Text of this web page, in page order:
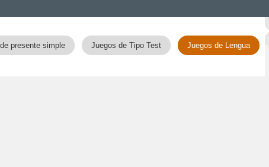
presente simple Juegos de Tipo Test Juegos de Lengua